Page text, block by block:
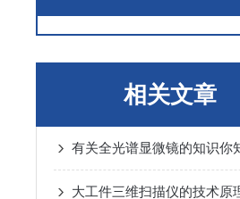
相关文章
有关全光谱显微镜的知识你